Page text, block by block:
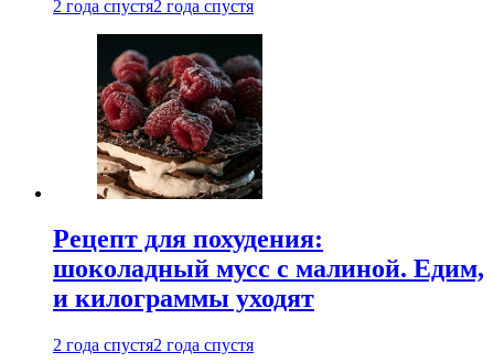
2 года спустя2 года спустя
Рецепт для похудения:
шоколадный мусс с малиной. Едим,
и килограммы уходят
2 года спустя2 года спустя